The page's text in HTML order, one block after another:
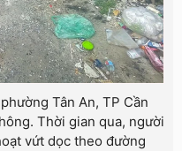
Tân An, TP Cần
Thời gian qua, người
vứt dọc theo đường